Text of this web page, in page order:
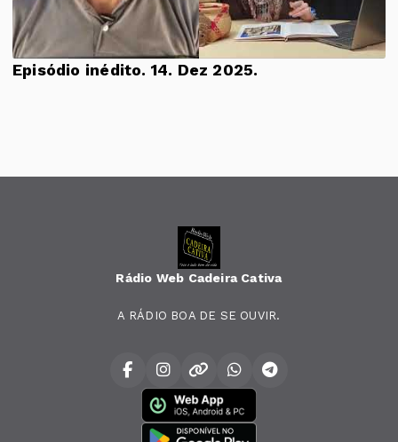
Episódio inédito. 14. Dez 2025.
Rádio Web Cadeira Cativa
A RÁDIO BOA DE SE OUVIR.